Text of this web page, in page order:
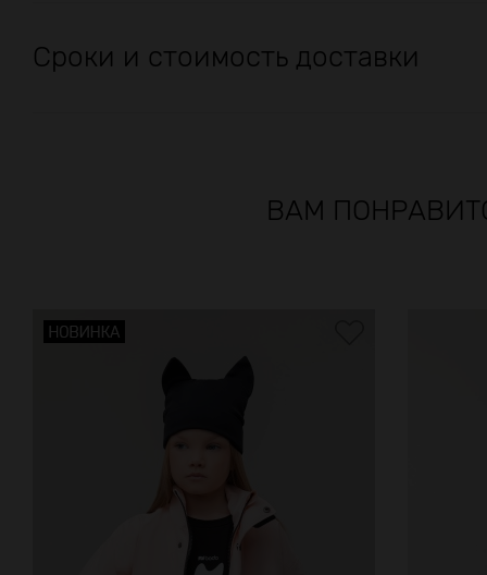
Сроки и стоимость доставки
ВАМ